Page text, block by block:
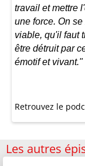
travail et mettre
une force. On
viable, qu'il faut
être détruit par
émotif et vivant."
Retrouvez le
Les autres